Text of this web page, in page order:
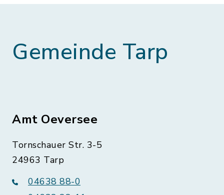
Gemeinde Tarp
Amt Oeversee
Tornschauer Str. 3-5
24963 Tarp
04638 88-0